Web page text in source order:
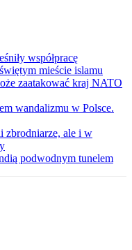
współpracę
mieście islamu
zaatakować kraj NATO
wandalizmu w Polsce.
zbrodniarze, ale i w
podwodnym tunelem